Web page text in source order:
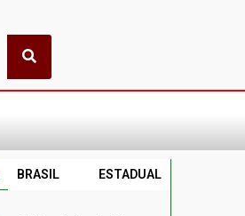
BRASIL ESTADUAL